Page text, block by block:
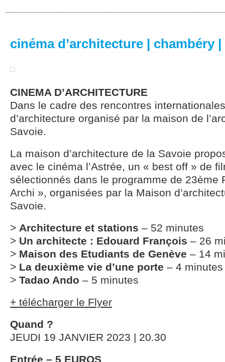
cinéma d’architecture | chambéry |
CINEMA D’ARCHITECTURE
Dans le cadre des rencontres
d’architecture organisé par la maison de
Savoie.
La maison d’architecture de la Savoie
avec le cinéma l’Astrée, un « best off » de
sélectionnés dans le programme de 23ème
Archi », organisées par la Maison
Savoie.
> Architecture et stations – 52 minutes
> Un architecte : Edouard François – 26
> Maison des Etudiants de Genève – 14
> La deuxième vie d’une porte – 4 minutes
> Tadao Ando – 5 minutes
+ télécharger le Flyer
Quand ?
JEUDI 19 JANVIER 2023 | 20.30
Entrée – 5 EUROS